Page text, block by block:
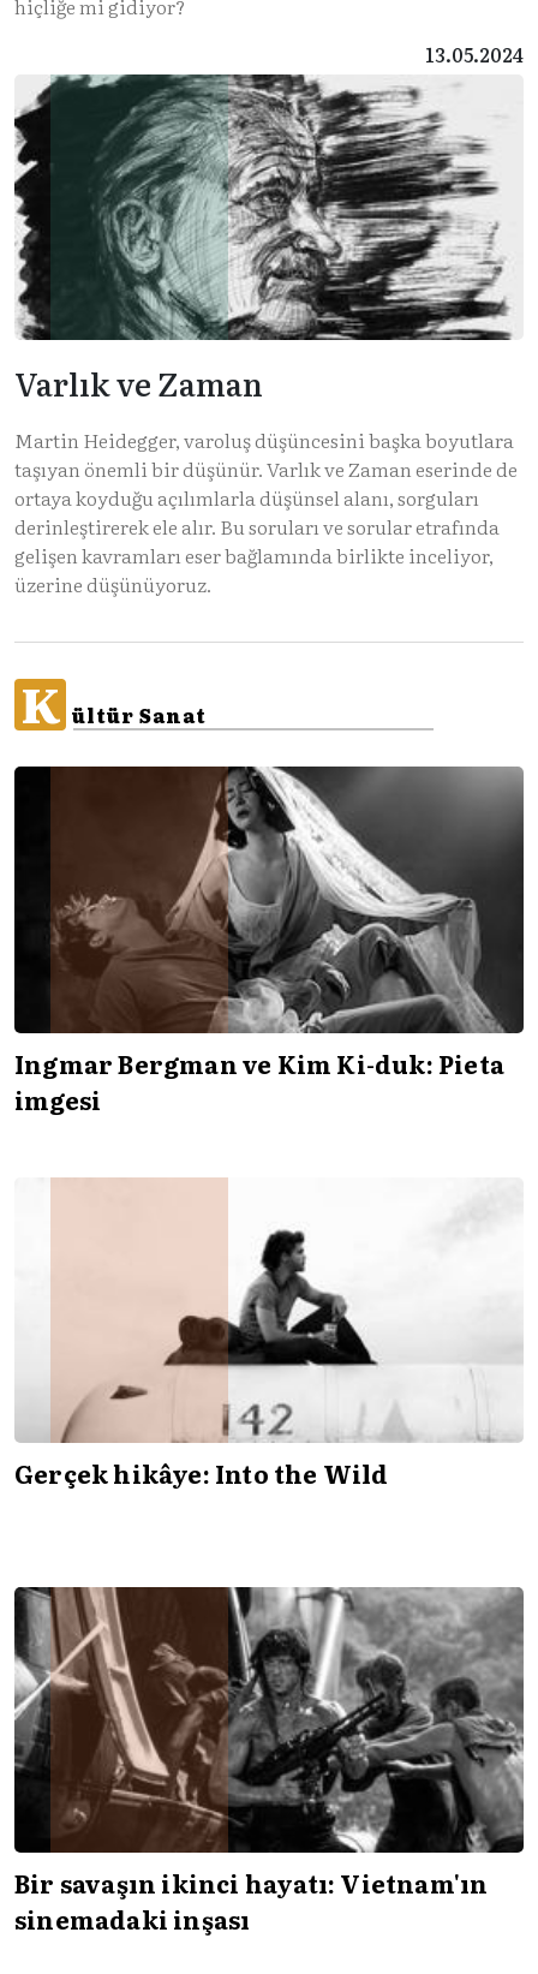
hiçliğe mi gidiyor?
13.05.2024
Varlık ve Zaman
Martin Heidegger, varoluş düşüncesini başka boyutlara
taşıyan önemli bir düşünür. Varlık ve Zaman eserinde de
ortaya koyduğu açılımlarla düşünsel alanı, sorguları
derinleştirerek ele alır. Bu soruları ve sorular etrafında
gelişen kavramları eser bağlamında birlikte inceliyor,
üzerine düşünüyoruz.
K ültür Sanat
Ingmar Bergman ve Kim Ki-duk: Pieta
imgesi
Gerçek hikâye: Into the Wild
Bir savaşın ikinci hayatı: Vietnam'ın
sinemadaki inşası